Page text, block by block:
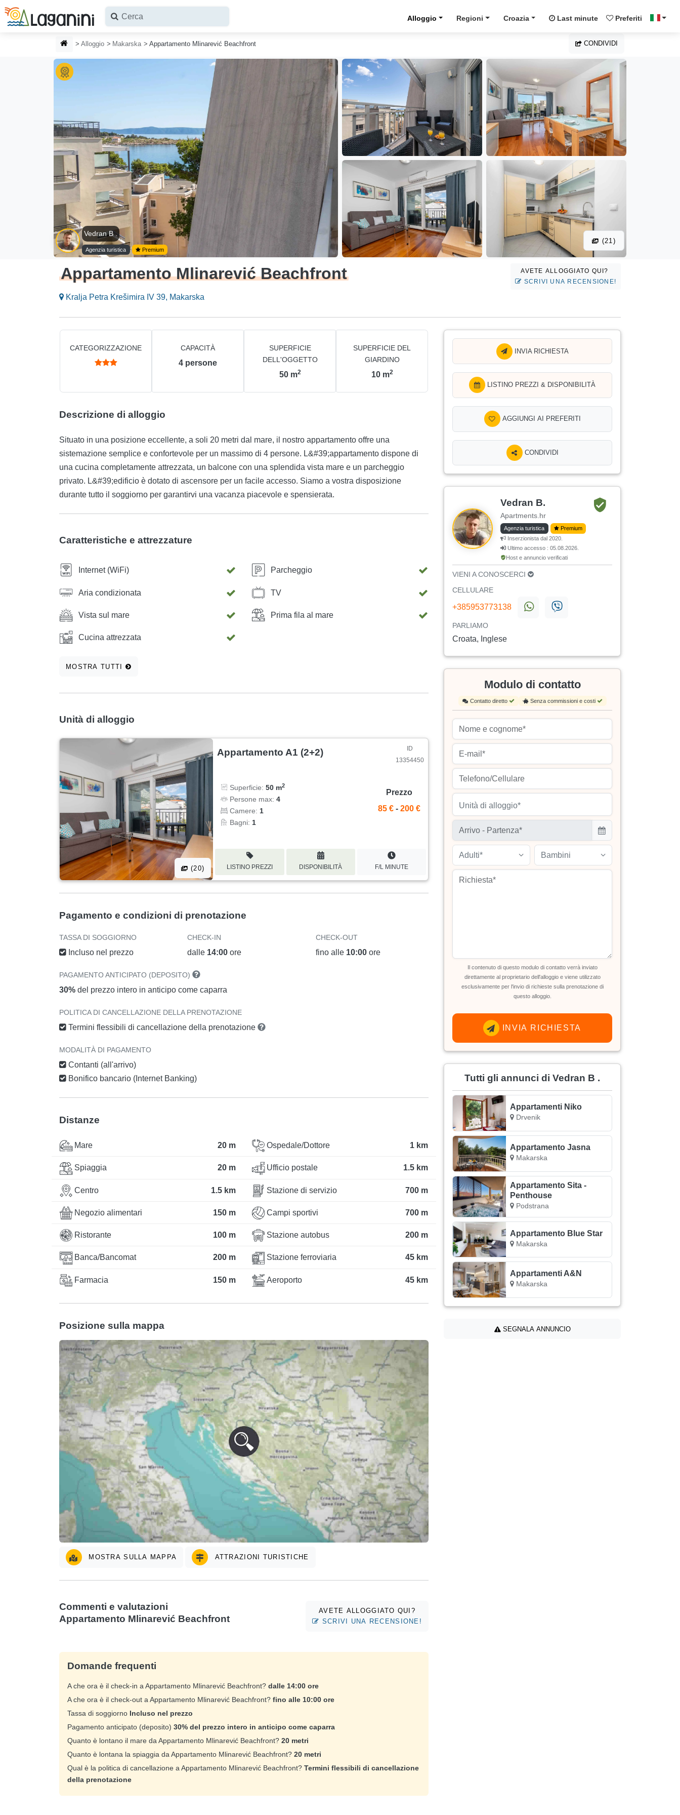
Vai al contenuto principale
Alloggio Regioni Croazia Last minute Preferiti
HOMEPAGE
Alloggio Makarska Appartamento Mlinarević Beachfront CONDIVIDI
Vedran B .
Agenzia turistica Premium
(21)
Appartamento Mlinarević Beachfront
Kralja Petra Krešimira IV 39, Makarska
AVETE ALLOGGIATO QUI?
SCRIVI UNA RECENSIONE!
CATEGORIZZAZIONE CAPACITÀ
4 persone
SUPERFICIE
DELL'OGGETTO
50 m2
SUPERFICIE DEL
GIARDINO
10 m2
Descrizione di alloggio
Situato in una posizione eccellente, a soli 20 metri dal mare, il nostro appartamento offre una
sistemazione semplice e confortevole per un massimo di 4 persone. L&#39;appartamento dispone di
una cucina completamente attrezzata, un balcone con una splendida vista mare e un parcheggio
privato. L&#39;edificio è dotato di ascensore per un facile accesso. Siamo a vostra disposizione
durante tutto il soggiorno per garantirvi una vacanza piacevole e spensierata.
Caratteristiche e attrezzature
Internet (WiFi) Parcheggio
Aria condizionata TV
Vista sul mare Prima fila al mare
Cucina attrezzata
MOSTRA TUTTI
Unità di alloggio
(20)
Appartamento A1 (2+2)
ID
13354450
Superficie:50 m2
Persone max:4
Camere: 1
Bagni: 1
Prezzo
85 € - 200 €
LISTINO PREZZI DISPONIBILITÀ F/L MINUTE
Pagamento e condizioni di prenotazione
TASSA DI SOGGIORNO
Incluso nel prezzo
CHECK-IN
dalle 14:00 ore
CHECK-OUT
fino alle 10:00ore
PAGAMENTO ANTICIPATO (DEPOSITO)
30% del prezzo intero in anticipo come caparra
POLITICA DI CANCELLAZIONE DELLA PRENOTAZIONE
Termini flessibili di cancellazione della prenotazione
MODALITÀ DI PAGAMENTO
Contanti (all'arrivo)
Bonifico bancario (Internet Banking)
Distanze
Mare 20 m
Spiaggia 20 m
Centro 1.5 km
Negozio alimentari 150 m
Ristorante 100 m
Banca/Bancomat 200 m
Farmacia 150 m
Ospedale/Dottore 1 km
Ufficio postale 1.5 km
Stazione di servizio 700 m
Campi sportivi 700 m
Stazione autobus 200 m
Stazione ferroviaria 45 km
Aeroporto 45 km
Posizione sulla mappa
MOSTRA SULLA MAPPA ATTRAZIONI TURISTICHE
Commenti e valutazioni
Appartamento Mlinarević Beachfront
AVETE ALLOGGIATO QUI?
SCRIVI UNA RECENSIONE!
Domande frequenti
A che ora è il check-in a Appartamento Mlinarević Beachfront? dalle 14:00 ore
A che ora è il check-out a Appartamento Mlinarević Beachfront? fino alle 10:00 ore
Tassa di soggiorno Incluso nel prezzo
Pagamento anticipato (deposito) 30% del prezzo intero in anticipo come caparra
Quanto è lontano il mare da Appartamento Mlinarević Beachfront? 20 metri
Quanto è lontana la spiaggia da Appartamento Mlinarević Beachfront? 20 metri
Qual è la politica di cancellazione a Appartamento Mlinarević Beachfront? Termini flessibili di cancellazione
della prenotazione
INVIA RICHIESTA
LISTINO PREZZI & DISPONIBILITÀ
AGGIUNGI AI PREFERITI
CONDIVIDI
Vedran B.
Apartments.hr
Agenzia turistica
Premium
Inserzionista dal 2020.
Ultimo accesso : 05.08.2026.
Host e annuncio verificati
VIENI A CONOSCERCI
CELLULARE
+385953773138
PARLIAMO
Croata, Inglese
Modulo di contatto
Contatto diretto Senza commissioni e costi
Unità di alloggio*
Adulti* Bambini
Il contenuto di questo modulo di contatto verrà inviato
direttamente al proprietario dell'alloggio e viene utilizzato
esclusivamente per l'invio di richieste sulla prenotazione di
questo alloggio.
INVIA RICHIESTA
Tutti gli annunci di Vedran B .
Appartamenti Niko
Drvenik
Appartamento Jasna
Makarska
Appartamento Sita -
Penthouse
Podstrana
Appartamento Blue Star
Makarska
Appartamenti A&N
Makarska
SEGNALA ANNUNCIO